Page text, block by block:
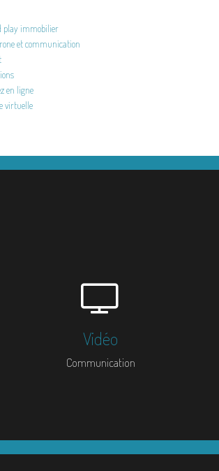
play immobilier
et communication
en ligne
virtuelle
Vidéo
Communication